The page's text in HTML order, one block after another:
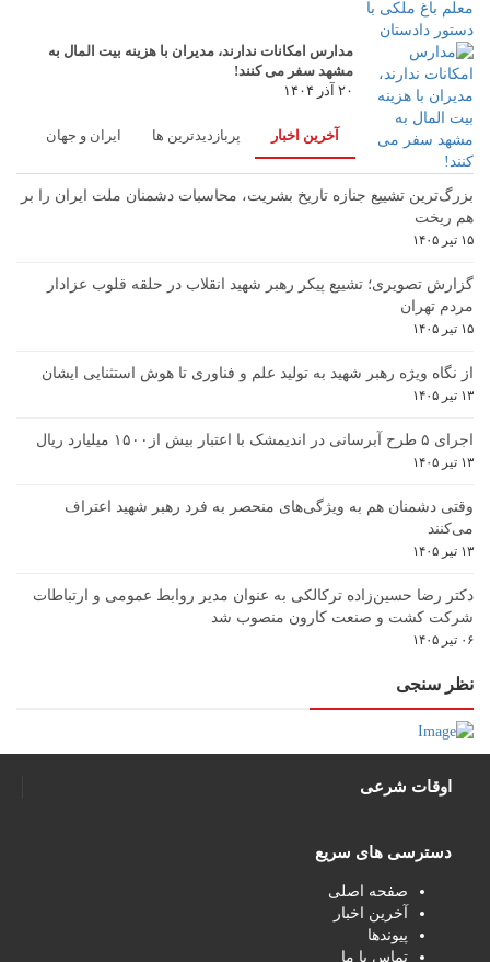
مدارس امکانات ندارند، مدیران با هزینه بیت المال به
مشهد سفر می کنند!
۲۰ آذر ۱۴۰۴
آخرین اخبار پربازدیدترین ها ایران و جهان
بزرگ‌ترین تشییع جنازه تاریخ بشریت، محاسبات دشمنان ملت ایران را بر
هم ریخت
۱۵ تیر ۱۴۰۵
گزارش تصویری؛ تشییع پیکر رهبر شهید انقلاب در حلقه قلوب عزادار
مردم تهران
۱۵ تیر ۱۴۰۵
از نگاه ویژه رهبر شهید به تولید علم و فناوری تا هوش استثنایی ایشان
۱۳ تیر ۱۴۰۵
اجرای ۵ طرح آبرسانی در اندیمشک با اعتبار بیش از۱۵۰۰ میلیارد ریال
۱۳ تیر ۱۴۰۵
وقتی دشمنان هم به ویژگی‌های منحصر به فرد رهبر شهید اعتراف
می‌کنند
۱۳ تیر ۱۴۰۵
دکتر رضا حسین‌زاده ترکالکی به عنوان مدیر روابط عمومی و ارتباطات
شرکت کشت و صنعت کارون منصوب شد
۰۶ تیر ۱۴۰۵
نظر سنجی
اوقات شرعی
دسترسی های سریع
صفحه اصلی
آخرین اخبار
پیوندها
تماس با ما